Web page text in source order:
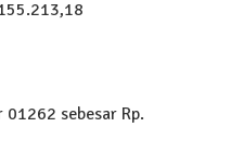
01262 sebesar Rp.